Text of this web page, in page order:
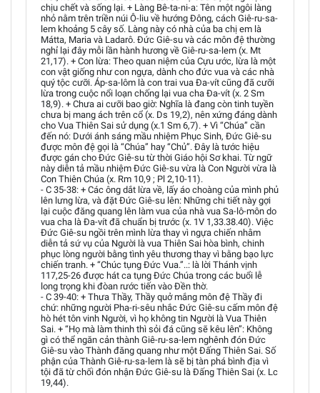
chịu chết và sống lại. + Làng Bê-ta-ni-a: Tên một ngôi làng
nhỏ nằm trên triền núi Ô-liu về hướng Đông, cách Giê-ru-sa-
lem khoảng 5 cây số. Làng này có nhà của ba chị em là
Mátta, Maria và Ladarô. Đức Giê-su và các môn đệ thường
nghỉ lại đây mỗi lần hành hương về Giê-ru-sa-lem (x. Mt
21,17). + Con lừa: Theo quan niệm của Cựu ước, lừa là một
con vật giống như con ngựa, dành cho đức vua và các nhà
quý tộc cưỡi. Áp-sa-lôm là con trai vua Đa-vít cũng đã cưỡi
lừa trong cuộc nổi loạn chống lại vua cha Đa-vít (x. 2 Sm
18,9). + Chưa ai cưỡi bao giờ: Nghĩa là đang còn tinh tuyền
chưa bị mang ách trên cổ (x. Ds 19,2), nên xứng đáng dành
cho Vua Thiên Sai sử dụng (x.1 Sm 6,7). + Vì “Chúa” cần
đến nó: Dưới ánh sáng mầu nhiệm Phục Sinh, Đức Giê-su
được môn đệ gọi là “Chúa” hay “Chủ”. Đây là tước hiệu
được gán cho Đức Giê-su từ thời Giáo hội Sơ khai. Từ ngữ
này diễn tả mầu nhiệm Đức Giê-su vừa là Con Người vừa là
Con Thiên Chúa (x. Rm 10,9 ; Pl 2,10-11).
- C 35-38: + Các ông dắt lừa về, lấy áo choàng của mình phủ
lên lưng lừa, và đặt Đức Giê-su lên: Những chi tiết này gợi
lại cuộc đăng quang lên làm vua của nhà vua Sa-lô-môn do
vua cha là Đa-vít đã chuẩn bị trước (x. 1V 1,33.38.40). Việc
Đức Giê-su ngồi trên mình lừa thay vì ngựa chiến nhằm
diễn tả sứ vụ của Người là vua Thiên Sai hòa bình, chinh
phục lòng người bằng tình yêu thương thay vì bằng bạo lực
chiến tranh. + “Chúc tụng Đức Vua.”..: là lời Thánh vịnh
117,25-26 được hát ca tụng Đức Chúa trong các buổi lễ
long trọng khi đòan rước tiến vào Đền thờ.
- C 39-40: + Thưa Thầy, Thầy quở mắng môn đệ Thầy đi
chứ: những người Pha-ri-sêu nhắc Đức Giê-su cấm môn đệ
hò hét tôn vinh Người, vì họ không tin Người là Vua Thiên
Sai. + “Họ mà làm thinh thì sỏi đá cũng sẽ kêu lên”: Không
gì có thể ngăn cản thành Giê-ru-sa-lem nghênh đón Đức
Giê-su vào Thành đăng quang như một Đấng Thiên Sai. Số
phận của Thành Giê-ru-sa-lem là sẽ bị tàn phá bình địa vì
tội đã từ chối đón nhận Đức Giê-su là Đấng Thiên Sai (x. Lc
19,44).